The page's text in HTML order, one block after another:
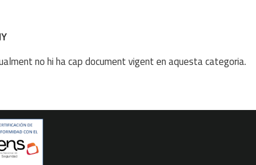
no hi ha cap document vigent en aquesta categoria.